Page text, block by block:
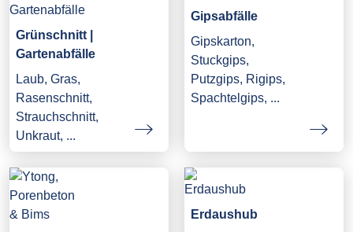
Grünschnitt |
Gartenabfälle
Laub, Gras,
Rasenschnitt,
Strauchschnitt,
Unkraut, ...
Gipsabfälle
Gipskarton,
Stuckgips,
Putzgips, Rigips,
Spachtelgips, ...
Erdaushub